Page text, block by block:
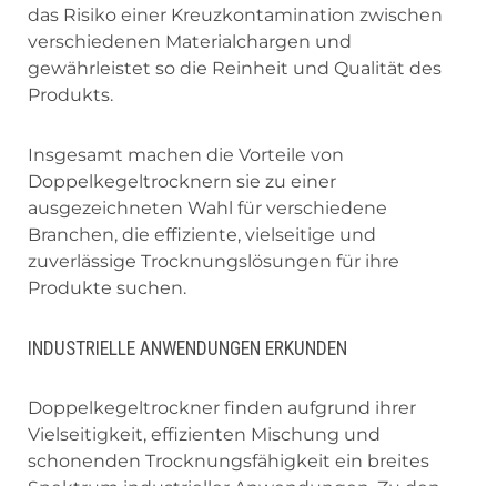
das Risiko einer Kreuzkontamination zwischen
verschiedenen Materialchargen und
gewährleistet so die Reinheit und Qualität des
Produkts.
Insgesamt machen die Vorteile von
Doppelkegeltrocknern sie zu einer
ausgezeichneten Wahl für verschiedene
Branchen, die effiziente, vielseitige und
zuverlässige Trocknungslösungen für ihre
Produkte suchen.
INDUSTRIELLE ANWENDUNGEN ERKUNDEN
Doppelkegeltrockner finden aufgrund ihrer
Vielseitigkeit, effizienten Mischung und
schonenden Trocknungsfähigkeit ein breites